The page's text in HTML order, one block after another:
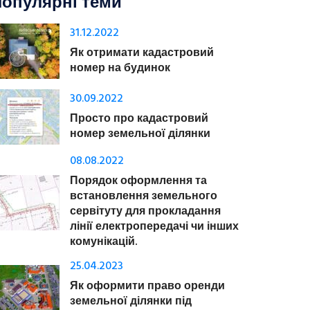
31.12.2022
Як отримати кадастровий
номер на будинок
30.09.2022
Просто про кадастровий
номер земельної ділянки
08.08.2022
Порядок оформлення та
встановлення земельного
сервітуту для прокладання
лінії електропередачі чи інших
комунікацій.
25.04.2023
Як оформити право оренди
земельної ділянки під